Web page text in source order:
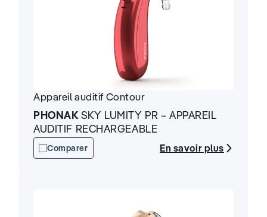
Appareil auditifContour
PHONAK SKY LUMITY PR – APPAREIL
AUDITIF RECHARGEABLE
Comparer En savoir plus